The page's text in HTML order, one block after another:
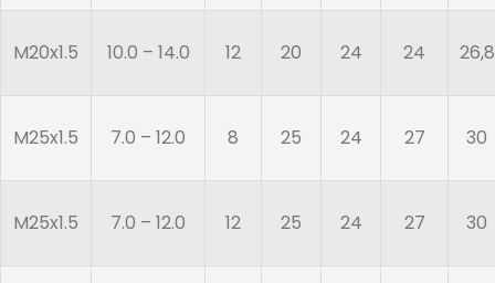
M20x1.5 10.0 – 14.0 12 20 24 24 26,8
M25x1.5 7.0 – 12.0 8 25 24 27 30
M25x1.5 7.0 – 12.0 12 25 24 27 30